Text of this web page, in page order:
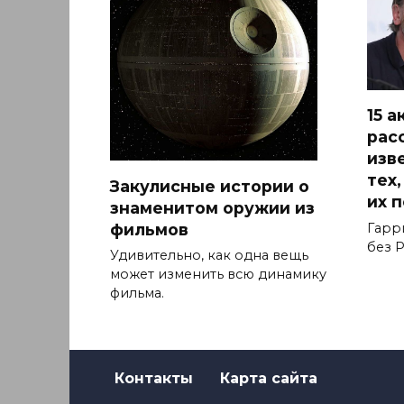
Закулисные истории о
знаменитом оружии из
фильмов
Удивительно, как одна вещь
может изменить всю динамику
фильма.
15
их
без
Контакты Карта сайта